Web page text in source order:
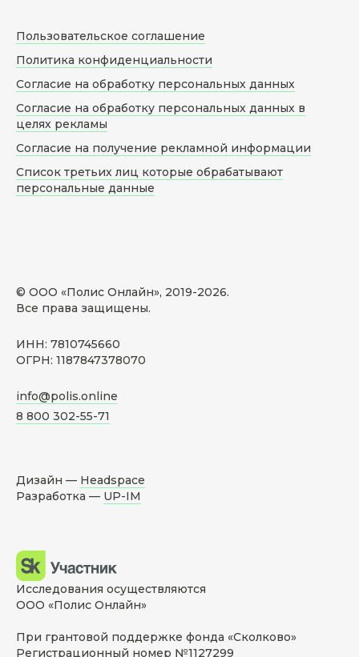
© ООО «Полис Онлайн», 2019-2026.
Все права защищены.
ИНН: 7810745660
ОГРН: 1187847378070
info@polis.online
8 800 302-55-71
Пользовательское соглашение
Политика конфиденциальности
Согласие на обработку персональных данных
Согласие на обработку персональных данных в
целях рекламы
Согласие на получение рекламной информации
Список третьих лиц которые обрабатывают
персональные данные
Дизайн — Headspace
Разработка — UP-IM
Исследования осуществляются
ООО «Полис Онлайн»
При грантовой поддержке фонда «Сколково»
Регистрационный номер №1127299